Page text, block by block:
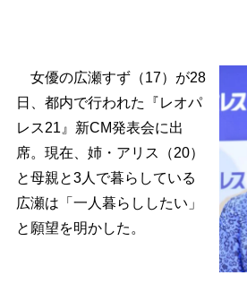
女優の広瀬すず（17）が28
日、都内で行われた『レオパ
レス21』新CM発表会に出
席。現在、姉・アリス（20）
と母親と3人で暮らしている
広瀬は「一人暮らししたい」
と願望を明かした。